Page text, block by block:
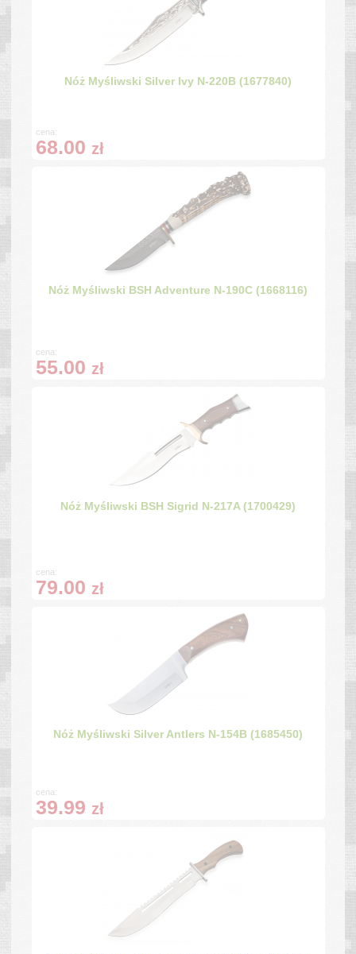
Nóż Myśliwski Silver Ivy N-220B (1677840)
cena:
68.00 zł
Nóż Myśliwski BSH Adventure N-190C (1668116)
cena:
55.00 zł
Nóż Myśliwski BSH Sigrid N-217A (1700429)
cena:
79.00 zł
Nóż Myśliwski Silver Antlers N-154B (1685450)
cena:
39.99 zł